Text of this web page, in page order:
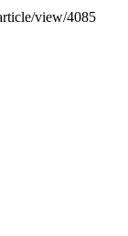
view/4085